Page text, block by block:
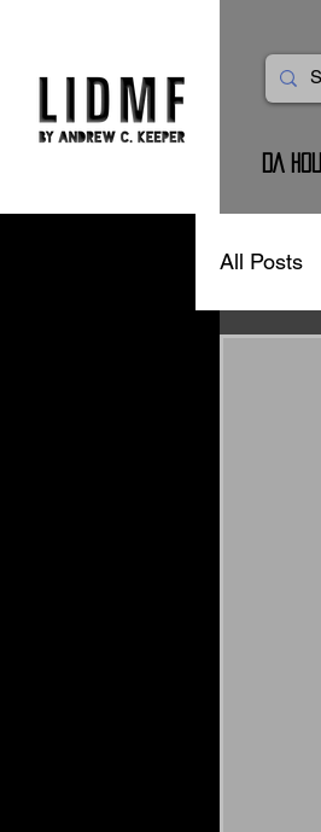
DA
All Posts